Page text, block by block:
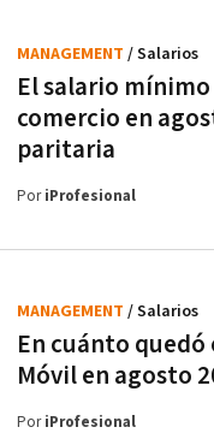
El salario
comercio en
paritaria
MANAGEMENT / Salarios
PoriProfesional
En cuánto
Móvil en agosto
MANAGEMENT / Salarios
PoriProfesional